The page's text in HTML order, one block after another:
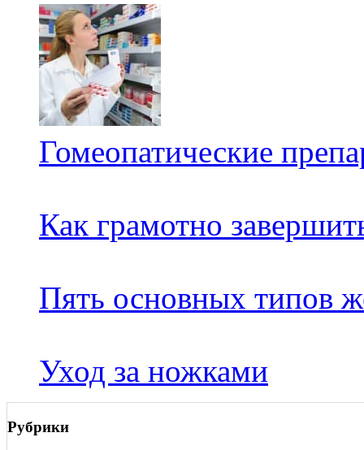
Гомеопатические
Как грамотно
Пять основных типов
Уход за ножками
Рубрики